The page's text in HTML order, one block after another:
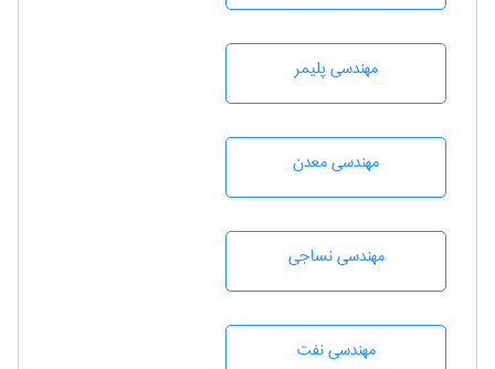
مهندسی پليمر
مهندسی معدن
مهندسي نساجی
مهندسی نفت